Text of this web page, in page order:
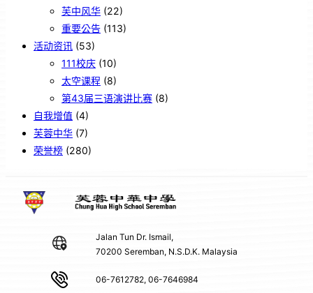
芙中风华 (22)
重要公告 (113)
活动资讯 (53)
111校庆 (10)
太空课程 (8)
第43届三语演讲比赛 (8)
自我增值 (4)
芙蓉中华 (7)
荣誉榜 (280)
Jalan Tun Dr. Ismail,
70200 Seremban, N.S.D.K. Malaysia
06-7612782, 06-7646984